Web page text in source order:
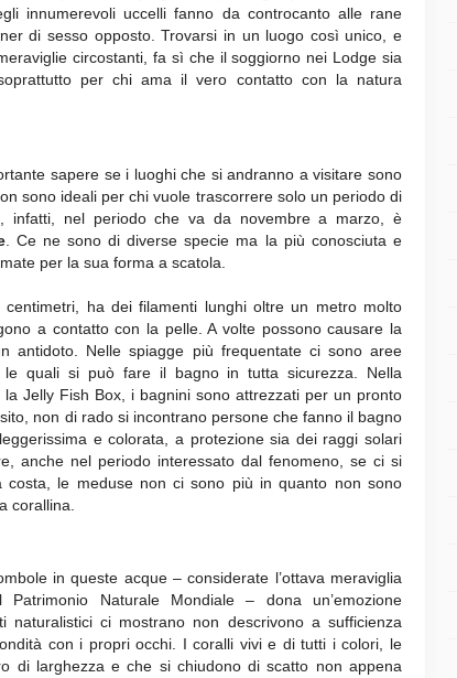
innumerevoli uccelli fanno da controcanto alle rane
di sesso opposto. Trovarsi in un luogo così unico, e
circostanti, fa sì che il soggiorno nei Lodge sia
per chi ama il vero contatto con la natura
sapere se i luoghi che si andranno a visitare sono
sono ideali per chi vuole trascorrere solo un periodo di
infatti, nel periodo che va da novembre a marzo, è
. Ce ne sono di diverse specie ma la più conosciuta e
per la sua forma a scatola.
ha dei filamenti lunghi oltre un metro molto
a contatto con la pelle. A volte possono causare la
antidoto. Nelle spiagge più frequentate ci sono aree
quali si può fare il bagno in tutta sicurezza. Nella
Jelly Fish Box, i bagnini sono attrezzati per un pronto
non di rado si incontrano persone che fanno il bagno
e colorata, a protezione sia dei raggi solari
anche nel periodo interessato dal fenomeno, se ci si
costa, le meduse non ci sono più in quanto non sono
corallina.
in queste acque – considerate l’ottava meraviglia
Naturale Mondiale – dona un’emozione
naturalistici ci mostrano non descrivono a sufficienza
con i propri occhi. I coralli vivi e di tutti i colori, le
di larghezza e che si chiudono di scatto non appena